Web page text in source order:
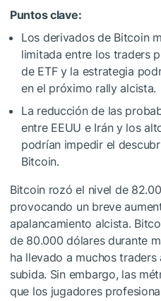
Puntos clave:
Los derivados de Bitcoin
limitada entre los traders
de ETF y la estrategia
en el próximo rally alcista.
La reducción de las
entre EEUU e Irán y los
podrían impedir el
Bitcoin.
Bitcoin rozó el nivel de
provocando un breve
apalancamiento alcista.
de 80.000 dólares durante
ha llevado a muchos
subida. Sin embargo, las
que los jugadores